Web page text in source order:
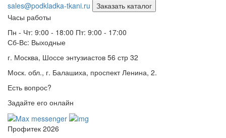
sales@podkladka-tkani.ru
Заказать каталог
Часы работы
Пн - Чт: 9:00 - 18:00 Пт: 9:00 - 17:00
Сб-Вс: Выходные
г. Москва, Шоссе энтузиастов 56 стр 32
Моск. обл., г. Балашиха, проспект Ленина, 2.
Есть вопрос?
Задайте его онлайн
Профитек 2026